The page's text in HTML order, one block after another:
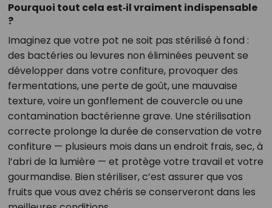
Pourquoi tout cela est‑il vraiment indispensable
?
Imaginez que votre pot ne soit pas stérilisé à fond :
des bactéries ou levures non éliminées peuvent se
développer dans votre confiture, provoquer des
fermentations, une perte de goût, une mauvaise
texture, voire un gonflement de couvercle ou une
contamination bactérienne grave. Une stérilisation
correcte prolonge la durée de conservation de votre
confiture — plusieurs mois dans un endroit frais, sec, à
l’abri de la lumière — et protège votre travail et votre
gourmandise. Bien stériliser, c’est assurer que vos
fruits que vous avez chéris se conserveront dans les